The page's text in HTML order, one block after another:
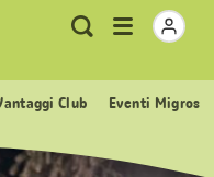
Metanavigazione
Ricerca
Apri
menu
Club Eventi Migros